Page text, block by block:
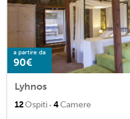
a partire da
90€
Lyhnos
12Ospiti · 4Camere